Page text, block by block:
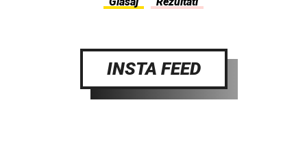
INSTA FEED